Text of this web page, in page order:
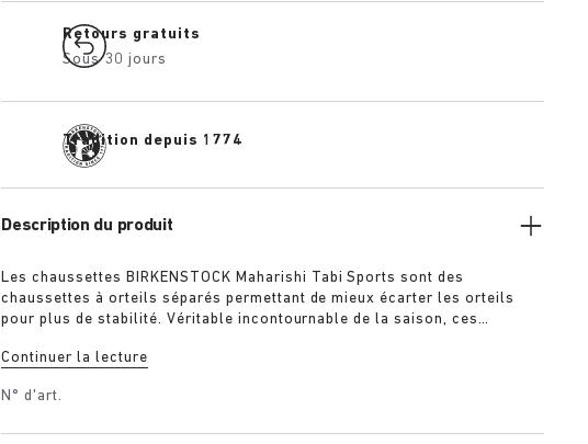
Retours gratuits
Sous 30 jours
Tradition depuis 1774
Description du produit
Les chaussettes BIRKENSTOCK Maharishi Tabi Sports sont des
chaussettes à orteils séparés permettant de mieux écarter les orteils
pour plus de stabilité. Véritable incontournable de la saison, ces
de dragon brodé.
Continuer la lecture
N° d'art.